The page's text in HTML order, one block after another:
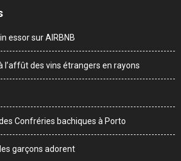
essor sur AIRBNB
l’affût des vins étrangers en rayons
Confréries bachiques à Porto
garçons adorent